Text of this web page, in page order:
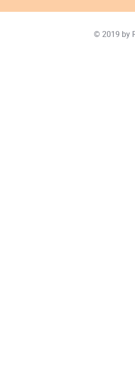
© 2019 by